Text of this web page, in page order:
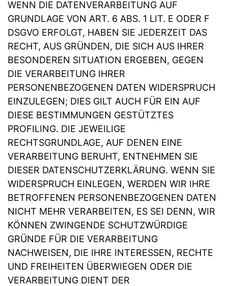
WENN DIE DATENVERARBEITUNG AUF
GRUNDLAGE VON ART. 6 ABS. 1 LIT. E ODER F
DSGVO ERFOLGT, HABEN SIE JEDERZEIT DAS
RECHT, AUS GRÜNDEN, DIE SICH AUS IHRER
BESONDEREN SITUATION ERGEBEN, GEGEN
DIE VERARBEITUNG IHRER
PERSONENBEZOGENEN DATEN WIDERSPRUCH
EINZULEGEN; DIES GILT AUCH FÜR EIN AUF
DIESE BESTIMMUNGEN GESTÜTZTES
PROFILING. DIE JEWEILIGE
RECHTSGRUNDLAGE, AUF DENEN EINE
VERARBEITUNG BERUHT, ENTNEHMEN SIE
DIESER DATENSCHUTZERKLÄRUNG. WENN SIE
WIDERSPRUCH EINLEGEN, WERDEN WIR IHRE
BETROFFENEN PERSONENBEZOGENEN DATEN
NICHT MEHR VERARBEITEN, ES SEI DENN, WIR
KÖNNEN ZWINGENDE SCHUTZWÜRDIGE
GRÜNDE FÜR DIE VERARBEITUNG
NACHWEISEN, DIE IHRE INTERESSEN, RECHTE
UND FREIHEITEN ÜBERWIEGEN ODER DIE
VERARBEITUNG DIENT DER